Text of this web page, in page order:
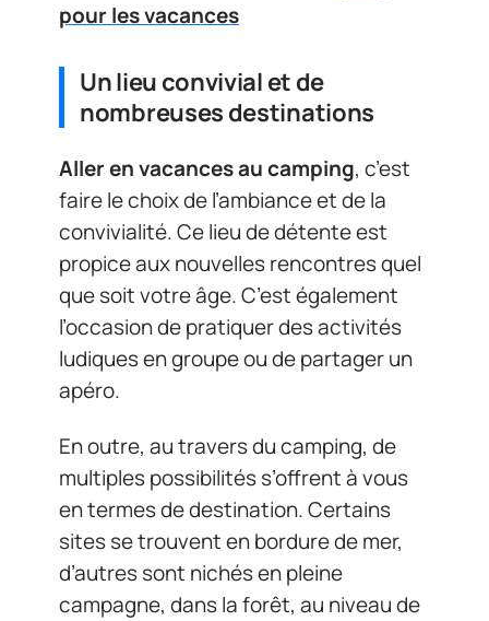
pour les vacances
Un lieu convivial et de
nombreuses destinations
Aller en vacances au camping, c’est
faire le choix de l’ambiance et de la
convivialité. Ce lieu de détente est
propice aux nouvelles rencontres quel
que soit votre âge. C’est également
l’occasion de pratiquer des activités
ludiques en groupe ou de partager un
apéro.
En outre, au travers du camping, de
multiples possibilités s’offrent à vous
en termes de destination. Certains
sites se trouvent en bordure de mer,
d’autres sont nichés en pleine
campagne, dans la forêt, au niveau de